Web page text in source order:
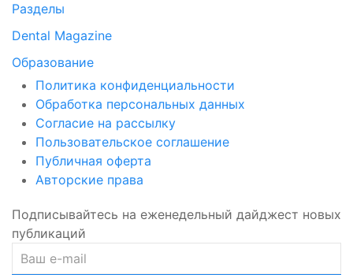
Разделы
Dental Magazine
Образование
Политика конфиденциальности
Обработка персональных данных
Согласие на рассылку
Пользовательское соглашение
Публичная оферта
Авторские права
Подписывайтесь на еженедельный дайджест новых
публикаций